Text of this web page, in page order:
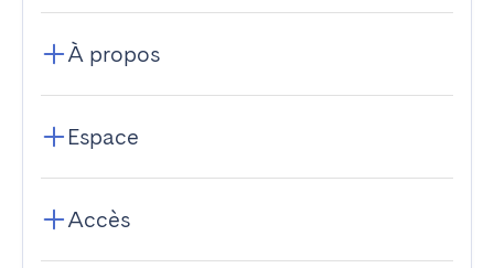
À propos
Espace
Accès